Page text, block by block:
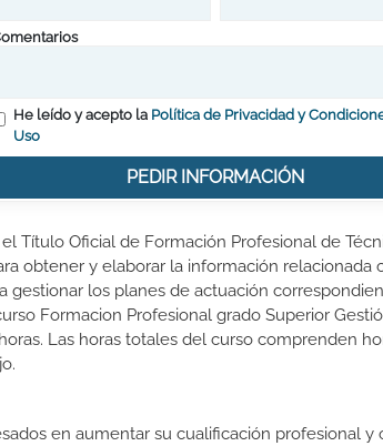
He leído y acepto la Política de Privacidad y
Uso
PEDIR INFORMACIÓN
Título Oficial de Formación Profesional de
obtener y elaborar la información relacionada
gestionar los planes de actuación
Formacion Profesional grado Superior
Las horas totales del curso comprenden
en aumentar su cualificación profesional y